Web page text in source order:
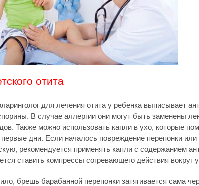
отита
для лечения отита у ребенка выписывает
В случае аллергии они могут быть заменены
Также можно использовать капли в ухо, которые
дни. Если началось повреждение перепонки или
рекомендуется применять капли с содержанием
ставить компрессы согревающего действия вокруг
брешь барабанной перепонки затягивается сама